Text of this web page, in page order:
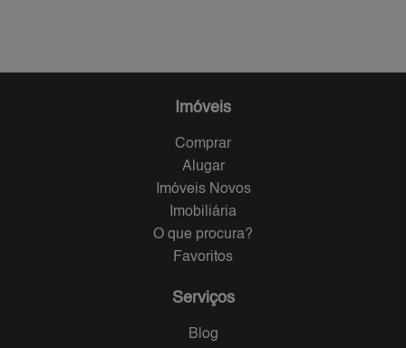
Imóveis
Comprar
Alugar
Imóveis Novos
Imobiliária
O que procura?
Favoritos
Serviços
Blog